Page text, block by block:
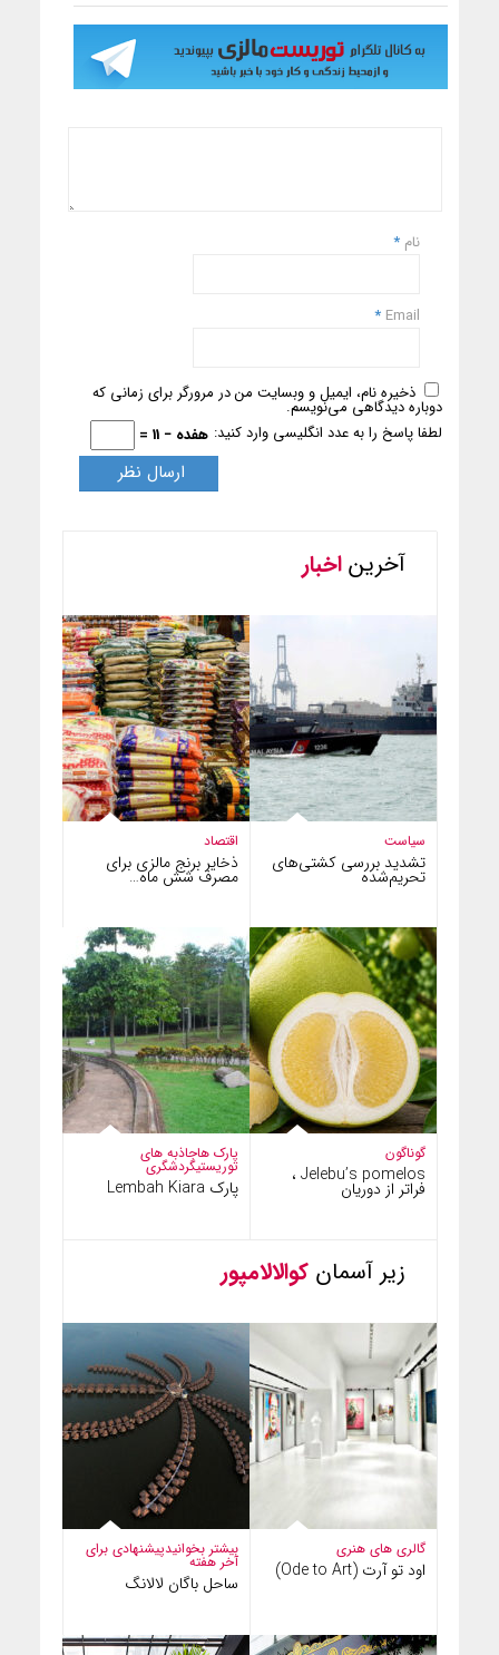
نام *
Email
*
ذخیره نام، ایمیل و وبسایت من در مرورگر برای زمانی که
دوباره دیدگاهی می‌نویسم.
لطفا پاسخ را به عدد انگلیسی وارد کنید: هفده − 11 =
آخریناخبار
اقتصاد
ذخایر برنج مالزی برای
مصرف شش ماه…
سیاست
تشدید بررسی کشتی‌های
تحریم‌شده
پارک هاجاذبه های
توریستیگردشگری
پارک Lembah Kiara
گوناگون
Jelebu’s pomelos ،
فراتر از دوریان
زیر آسمان کوالالامپور
بیشتر بخوانیدپیشنهادی برای
آخر هفته
ساحل باگان لالانگ
گالری های هنری
اود تو آرت (Ode to Art)